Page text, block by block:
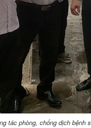
tác phòng, chống dịch